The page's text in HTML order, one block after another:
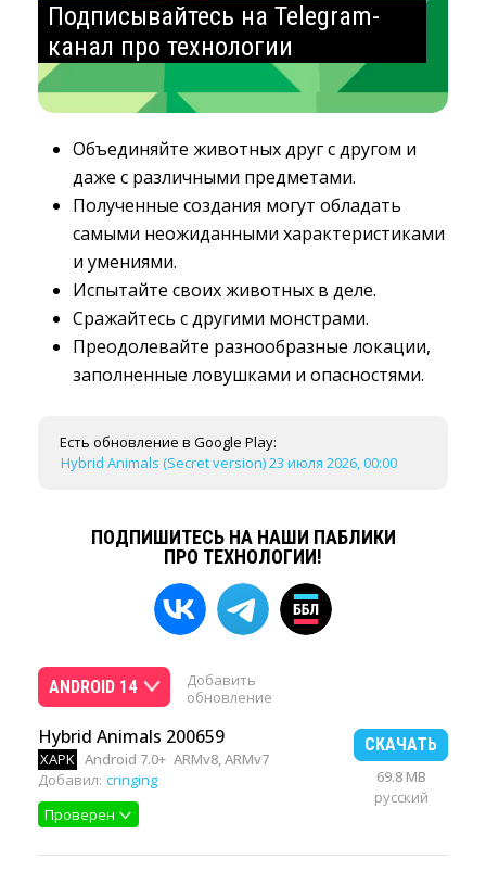
Подписывайтесь на Telegram-
канал про технологии
Объединяйте животных друг с другом и
даже с различными предметами.
Полученные создания могут обладать
самыми неожиданными характеристиками
и умениями.
Испытайте своих животных в деле.
Сражайтесь с другими монстрами.
Преодолевайте разнообразные локации,
заполненные ловушками и опасностями.
Есть обновление в Google Play:
Hybrid Animals (Secret version) 23 июля 2026, 00:00
ПОДПИШИТЕСЬ НА НАШИ ПАБЛИКИ
ПРО ТЕХНОЛОГИИ!
ANDROID 14
Добавить
обновление
Hybrid Animals 200659
XAPK Android 7.0+ ARMv8, ARMv7
Добавил: cringing
Проверен
СКАЧАТЬ
69.8 MB
русский